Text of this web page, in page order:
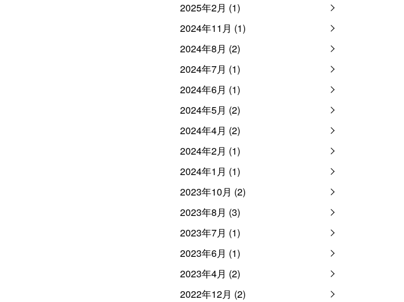
2025年2月 (1)
2024年11月 (1)
2024年8月 (2)
2024年7月 (1)
2024年6月 (1)
2024年5月 (2)
2024年4月 (2)
2024年2月 (1)
2024年1月 (1)
2023年10月 (2)
2023年8月 (3)
2023年7月 (1)
2023年6月 (1)
2023年4月 (2)
2022年12月 (2)